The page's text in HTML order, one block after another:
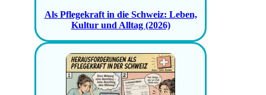
Als Pflegekraft in die Schweiz: Leben,
Kultur und Alltag (2026)